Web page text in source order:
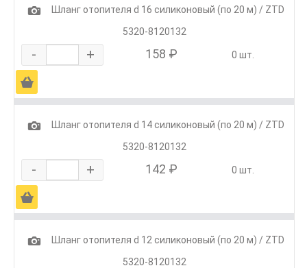
1
Шланг отопителя d 16 силиконовый (по 20 м) / ZTD
5320-8120132
- + 158 ₽ 0 шт.
Ä
1
Шланг отопителя d 14 силиконовый (по 20 м) / ZTD
5320-8120132
- + 142 ₽ 0 шт.
Ä
1
Шланг отопителя d 12 силиконовый (по 20 м) / ZTD
5320-8120132